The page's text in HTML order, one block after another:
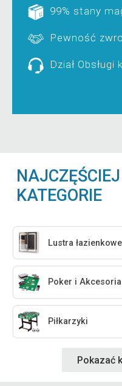
99% stany
Pewność
Dział Obsługi
KATEGORIE
Lustra łazienkowe
Poker i Akcesoria
Piłkarzyki
Pokazać